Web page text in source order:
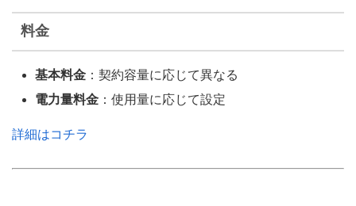
料金
基本料金 ：契約容量に応じて異なる
電力量料金 ：使用量に応じて設定
詳細はコチラ